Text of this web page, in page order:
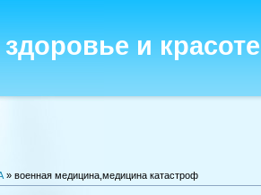
и красоте
» военная медицина,медицина катастроф